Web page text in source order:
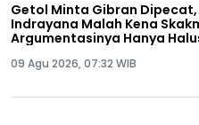
Getol Minta Gibran Dipecat,
Indrayana Malah Kena
Argumentasinya Hanya
09 Agu 2026, 07:32 WIB